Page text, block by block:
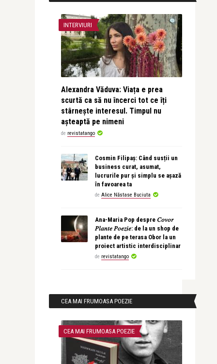
INTERVIURI
Alexandra Văduva: Viața e prea
scurtă ca să nu încerci tot ce îți
stârnește interesul. Timpul nu
așteaptă pe nimeni
de revistatango
Cosmin Filipaș: Când susții un
business curat, asumat,
lucrurile pur și simplu se așază
în favoarea ta
de Alice Năstase Buciuta
Ana-Maria Pop despre 𝐶𝑜𝑣𝑜𝑟
𝑃𝑙𝑎𝑛𝑡𝑒 𝑃𝑜𝑒𝑧𝑖𝑒: de la un shop de
plante de pe terasa Obor la un
proiect artistic interdisciplinar
de revistatango
CEA MAI FRUMOASA POEZIE
CEA MAI FRUMOASA POEZIE